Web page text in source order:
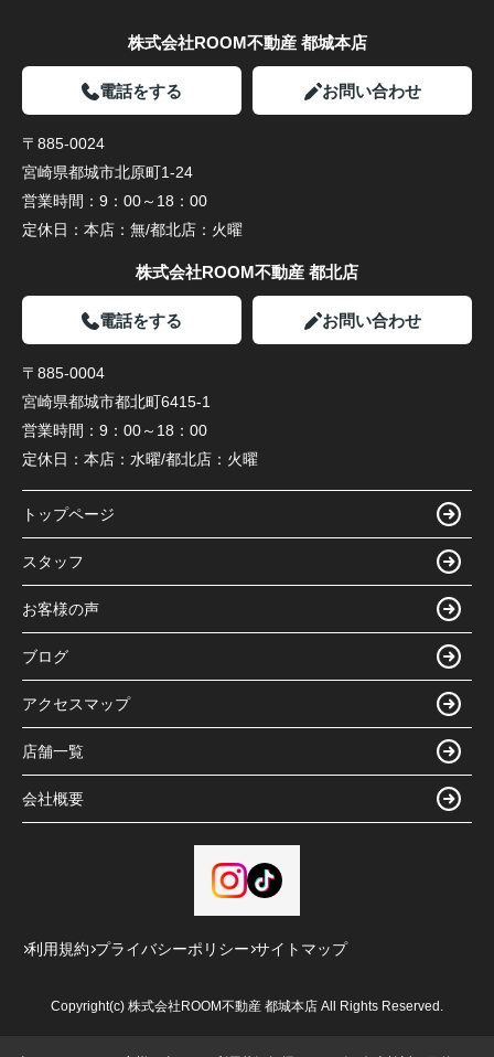
株式会社ROOM不動産 都城本店
電話をする お問い合わせ
〒885-0024
宮崎県都城市北原町1-24
営業時間： 9：00～18：00
定休日： 本店：無/都北店：火曜
株式会社ROOM不動産 都北店
電話をする お問い合わせ
〒885-0004
宮崎県都城市都北町6415-1
営業時間： 9：00～18：00
定休日： 本店：水曜/都北店：火曜
トップページ
スタッフ
お客様の声
ブログ
アクセスマップ
店舗一覧
会社概要
利用規約 プライバシーポリシー サイトマップ
Copyright(c) 株式会社ROOM不動産 都城本店 All Rights Reserved.